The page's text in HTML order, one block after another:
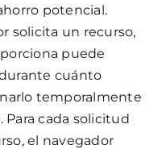
potencial.
solicita un recurso,
puede
cuánto
temporalmente
Para cada solicitud
el navegador